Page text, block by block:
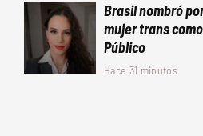
Brasil nombró
mujer trans
Público
Hace 31 minutos